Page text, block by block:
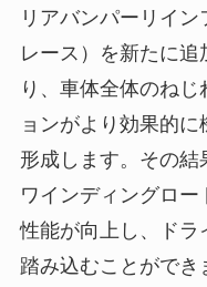
リアバンパーリイ
レース）を新たに
り、車体全体のね
ョンがより効果的
形成します。その結
ワインディングロ
性能が向上し、ド
踏み込むことがで